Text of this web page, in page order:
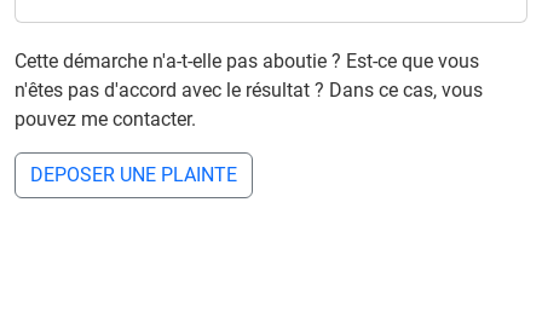
Cette démarche n'a-t-elle pas aboutie ? Est-ce que vous
n'êtes pas d'accord avec le résultat ? Dans ce cas, vous
pouvez me contacter.
DEPOSER UNE PLAINTE